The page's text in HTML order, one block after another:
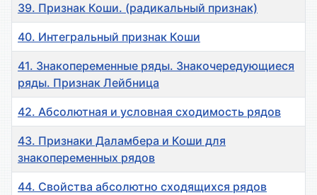
39. Признак Коши. (радикальный признак)
40. Интегральный признак Коши
41. Знакопеременные ряды. Знакочередующиеся
ряды. Признак Лейбница
42. Абсолютная и условная сходимость рядов
43. Признаки Даламбера и Коши для
знакопеременных рядов
44. Свойства абсолютно сходящихся рядов